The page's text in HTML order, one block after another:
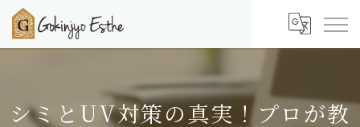
シミとUV対策の真実！プロが教